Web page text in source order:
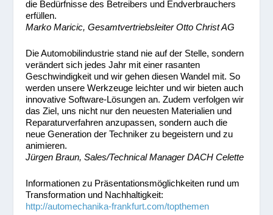
die Bedürfnisse des Betreibers und Endverbrauchers
erfüllen.
Marko Maricic, Gesamtvertriebsleiter Otto Christ AG
Die Automobilindustrie stand nie auf der Stelle, sondern
verändert sich jedes Jahr mit einer rasanten
Geschwindigkeit und wir gehen diesen Wandel mit. So
werden unsere Werkzeuge leichter und wir bieten auch
innovative Software-Lösungen an. Zudem verfolgen wir
das Ziel, uns nicht nur den neuesten Materialien und
Reparaturverfahren anzupassen, sondern auch die
neue Generation der Techniker zu begeistern und zu
animieren.
Jürgen Braun, Sales/Technical Manager DACH Celette
Informationen zu Präsentationsmöglichkeiten rund um
Transformation und Nachhaltigkeit:
http://automechanika-frankfurt.com/topthemen